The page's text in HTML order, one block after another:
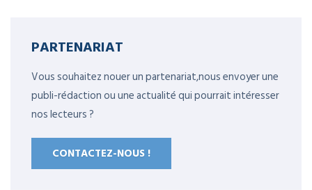
PARTENARIAT
Vous souhaitez nouer un partenariat,nous envoyer une
publi-rédaction ou une actualité qui pourrait intéresser
nos lecteurs ?
CONTACTEZ-NOUS !